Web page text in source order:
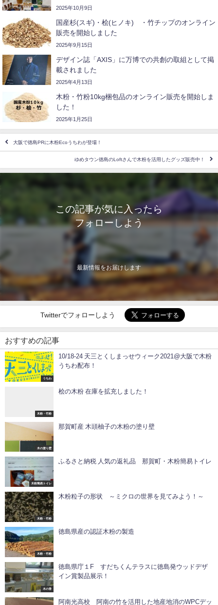
2025年10月9日
国産杉(スギ)・桧(ヒノキ) ・竹チップのオンライン
販売を開始しました
2025年9月15日
デザイン誌「AXIS」に万博での共創の取組として掲
載されました
2025年4月13日
木粉・竹粉10kg梱包品のオンライン販売を開始しま
した！
2025年1月25日
大阪で徳島PRに木粉Ecoうちわが登場！
ゆめタウン徳島のLoftさんで木粉を活用したグッズ販売中！
この記事が気に入ったら
フォローしよう
最新情報をお届けします
Twitterでフォローしよう
おすすめの記事
うちわ
10/18-24 天三とくしまっせウィーク2021@大阪で木粉
うちわ配布！
木粉・竹粉
桧の木粉 在庫を拡充しました！
木の塗り壁
那賀町産 木頭柚子の木粉の塗り壁
木粉簡易トイレ
ふるさと納税 人気の返礼品 那賀町・木粉簡易トイレ
木粉・竹粉
木粉粒子の形状 ～ミクロの世界を見てみよう！～
木粉・竹粉
徳島県産の認証木粉の製造
木の香
徳島県庁１F すだちくんテラスに徳島発ウッドデザ
イン賞製品展示！
阿南光高校 阿南の竹を活用した地産地消のWPCデッ